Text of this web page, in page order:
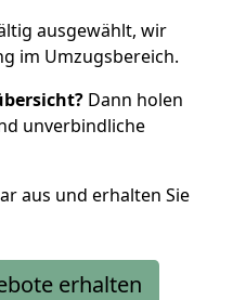
ausgewählt, wir
im Umzugsbereich.
Dann holen
unverbindliche
aus und erhalten Sie
erhalten